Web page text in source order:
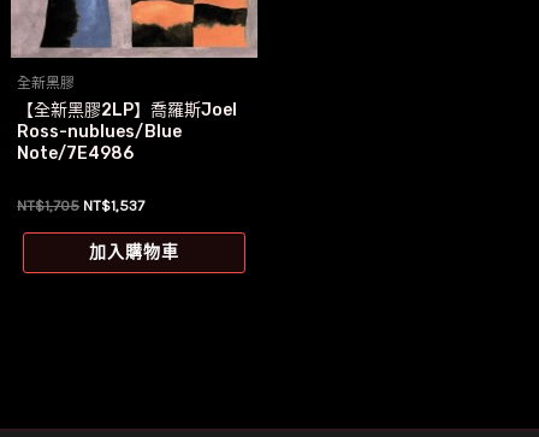
全新黑膠
【全新黑膠2LP】喬羅斯Joel
Ross-nublues/Blue
Note/7E4986
NT$1,705 原
價
格：
NT$1,537目
價
格：
加入購物車